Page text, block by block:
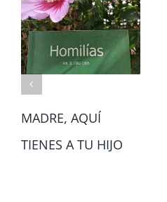
MADRE, AQUÍ
TIENES A TU HIJO